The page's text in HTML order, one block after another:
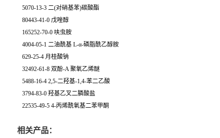
5070-13-3 二(对硝基苯)碳酸酯
80443-41-0 戊唑醇
165252-70-0 呋虫胺
4004-05-1 二油酰基 L-α-磷脂酰乙醇胺
629-25-4 月桂酸钠
32492-61-8 双酚-A 聚氧乙烯醚
5488-16-4 2,5-二羟基-1,4-苯二乙酸
3794-83-0 羟基乙叉二膦酸盐
22535-49-5 4-丙烯酰氧基二苯甲酮
相关产品：